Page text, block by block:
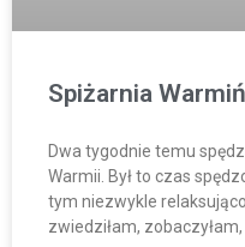
Spiżarnia
Dwa tygodnie temu
Warmii. Był to czas
tym niezwykle
zwiedziłam, zobaczyłam,